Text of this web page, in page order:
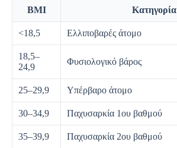
BMI Κατηγορία
<18,5 Ελλιποβαρές άτομο
18,5–
24,9
Φυσιολογικό βάρος
25–29,9 Υπέρβαρο άτομο
30–34,9 Παχυσαρκία 1ου βαθμού
35–39,9 Παχυσαρκία 2ου βαθμού